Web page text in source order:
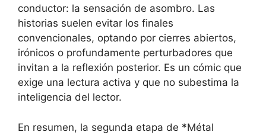
conductor: la sensación de asombro. Las
historias suelen evitar los finales
convencionales, optando por cierres abiertos,
irónicos o profundamente perturbadores que
invitan a la reflexión posterior. Es un cómic que
exige una lectura activa y que no subestima la
inteligencia del lector.
En resumen, la segunda etapa de *Métal